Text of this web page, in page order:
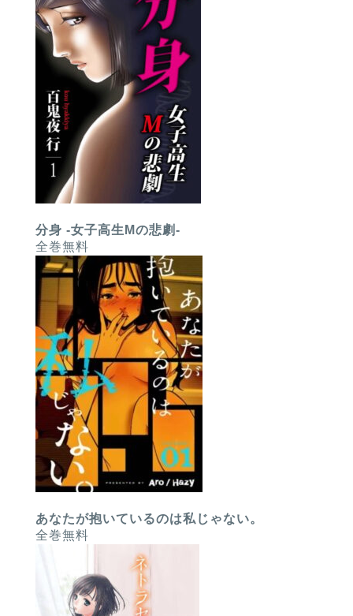
分身 -女子高生Mの悲劇-
全巻無料
あなたが抱いているのは私じゃない。
全巻無料